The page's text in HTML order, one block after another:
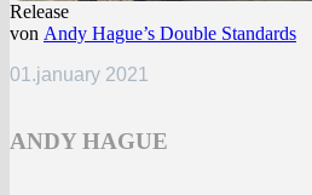
Release
von Andy Hague’s Double Standards
01.january 2021
ANDY HAGUE